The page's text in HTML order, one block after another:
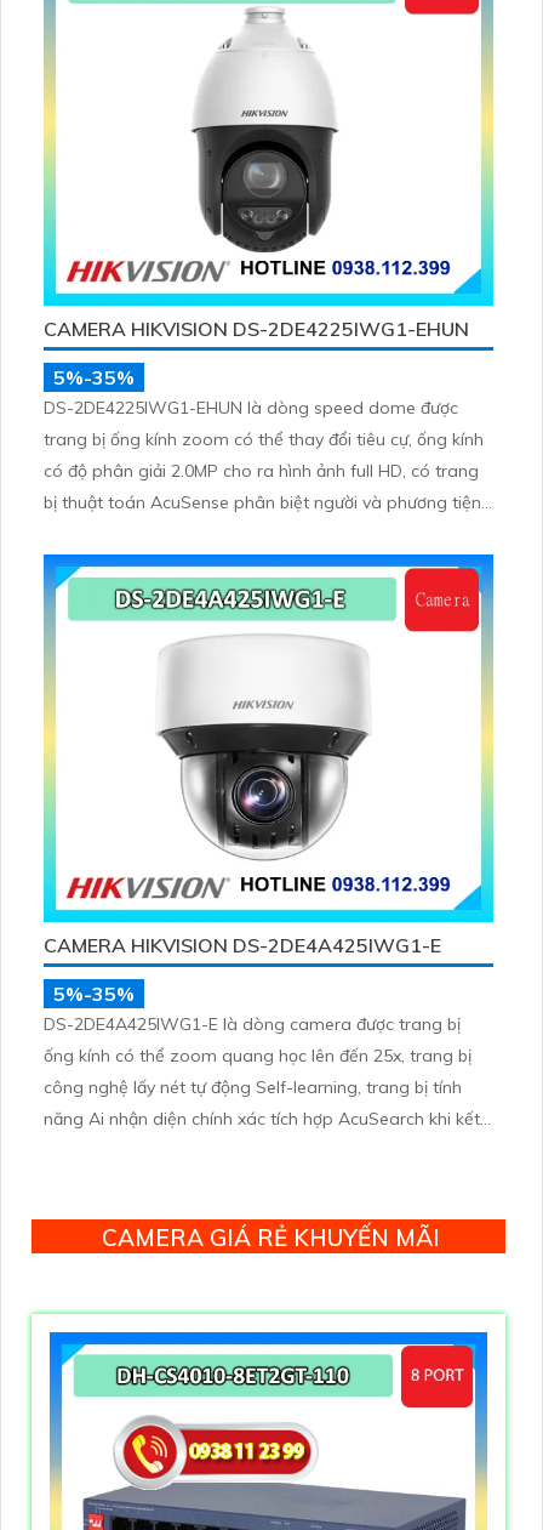
CAMERA HIKVISION DS-2DE4225IWG1-EHUN
5%-35%
DS-2DE4225IWG1-EHUN là dòng speed dome được
trang bị ống kính zoom có thể thay đổi tiêu cự, ống kính
có độ phân giải 2.0MP cho ra hình ảnh full HD, có trang
bị thuật toán AcuSense phân biệt người và phương tiện,
đêm bằng hồng ngoại 100m
CAMERA HIKVISION DS-2DE4A425IWG1-E
5%-35%
DS-2DE4A425IWG1-E là dòng camera được trang bị
ống kính có thể zoom quang học lên đến 25x, trang bị
công nghệ lấy nét tự động Self-learning, trang bị tính
năng Ai nhận diện chính xác tích hợp AcuSearch khi kết
CAMERA GIÁ RẺ KHUYẾN MÃI